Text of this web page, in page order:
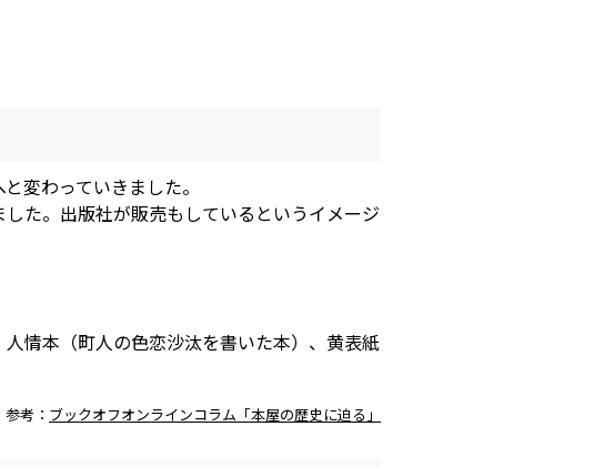
変わっていきました。
た。出版社が販売もしているというイメージ
情本（町人の色恋沙汰を書いた本）、黄表紙
参考： ブックオフオンラインコラム「本屋の歴史に迫る」